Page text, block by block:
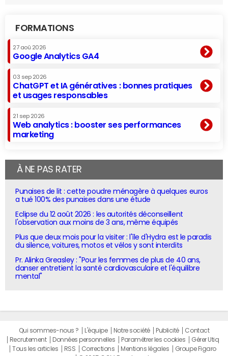
FORMATIONS
27 aoû 2026
Google Analytics GA4
03 sep 2026
ChatGPT et IA génératives : bonnes pratiques
et usages responsables
21 sep 2026
Web analytics : booster ses performances
marketing
À NE PAS RATER
Punaises de lit : cette poudre ménagère à quelques euros
a tué 100% des punaises dans une étude
Eclipse du 12 août 2026 : les autorités déconseillent
l'observation aux moins de 3 ans, même équipés
Plus que deux mois pour la visiter : l'île d'Hydra est le paradis
du silence, voitures, motos et vélos y sont interdits
Pr. Alinka Greasley : "Pour les femmes de plus de 40 ans,
danser entretient la santé cardiovasculaire et l'équilibre
mental"
Qui sommes-nous ? L'équipe Notre société Publicité
Contact
Recrutement
Données personnelles Paramétrer les cookies
Gérer Utiq
Tous les articles
RSS Corrections Mentions légales
Groupe Figaro